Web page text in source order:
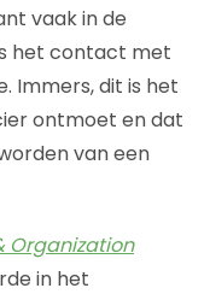
vaak in de
het contact met
Immers, dit is het
ontmoet en dat
van een
Organization
in het